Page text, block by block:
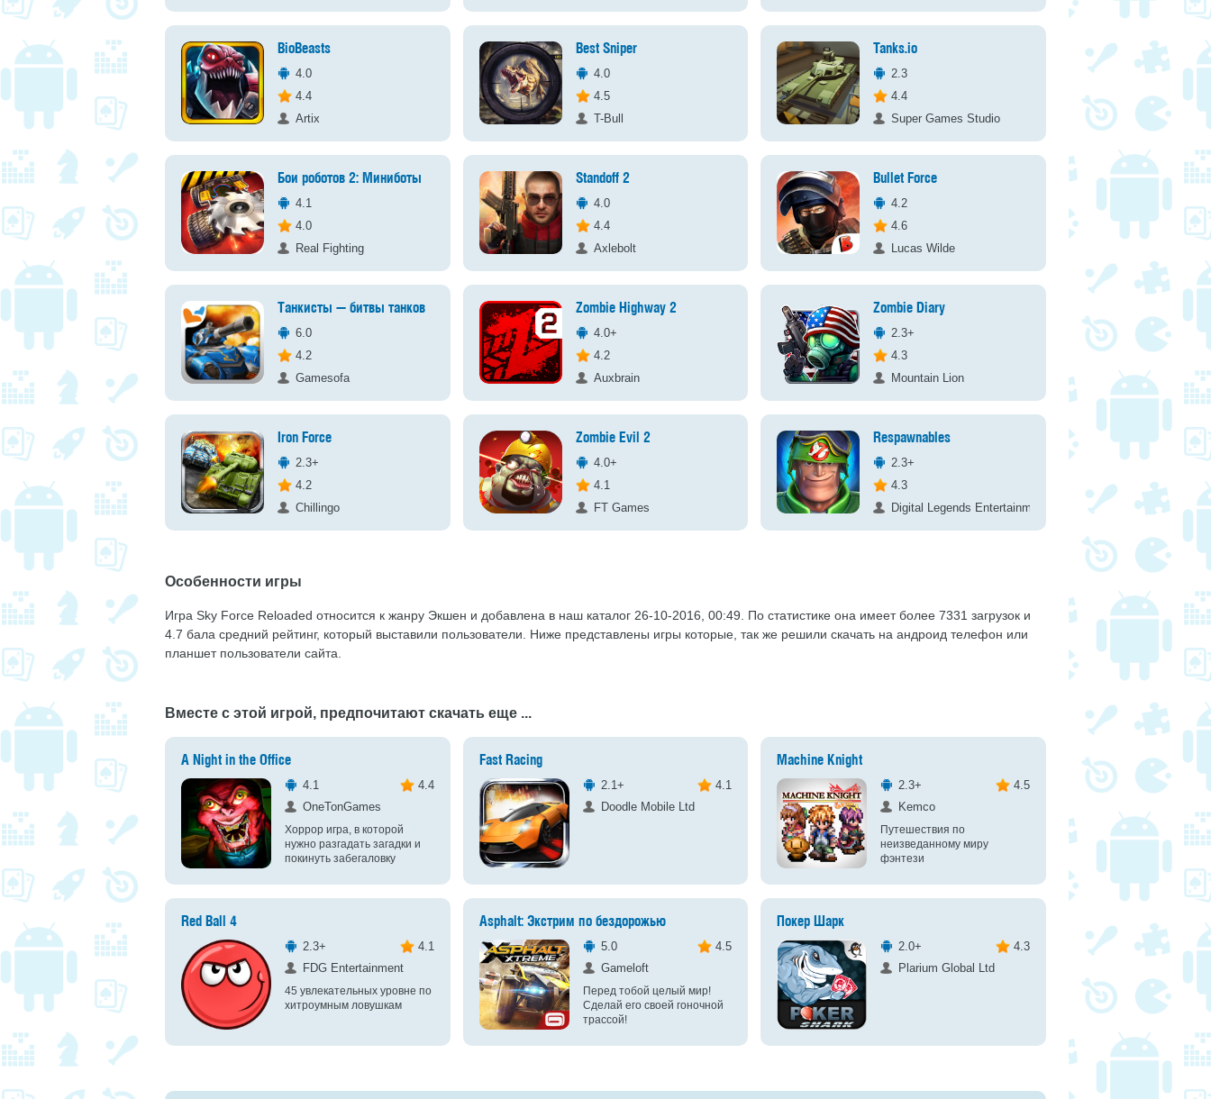
BioBeasts
4.0
4.4
Artix
Best Sniper
4.0
4.5
T-Bull
Tanks.io
2.3
4.4
Super Games Studio
Бои роботов 2: Миниботы
4.1
4.0
Real Fighting
Standoff 2
4.0
4.4
Axlebolt
Bullet Force
4.2
4.6
Lucas Wilde
Танкисты — битвы танков
6.0
4.2
Gamesofa
Zombie Highway 2
4.0+
4.2
Auxbrain
Zombie Diary
2.3+
4.3
Mountain Lion
Iron Force
2.3+
4.2
Chillingo
Zombie Evil 2
4.0+
4.1
FT Games
Respawnables
2.3+
4.3
Digital Legends Entertainment SL
Особенности игры
Игра Sky Force Reloaded относится к жанру Экшен и добавлена в наш каталог 26-10-2016, 00:49. По статистике она имеет более 7331 загрузок и
4.7 бала средний рейтинг, который выставили пользователи. Ниже представлены игры которые, так же решили скачать на андроид телефон или
планшет пользователи сайта.
Вместе с этой игрой, предпочитают скачать еще ...
A Night in the Office
4.1
4.4
OneTonGames
Хоррор игра, в которой
нужно разгадать загадки и
покинуть забегаловку
Fast Racing
2.1+
4.1
Doodle Mobile Ltd
Machine Knight
2.3+
4.5
Kemco
Путешествия по
неизведанному миру
фэнтези
Red Ball 4
2.3+
4.1
FDG Entertainment
45 увлекательных уровне по
хитроумным ловушкам
Asphalt: Экстрим по бездорожью
5.0
4.5
Gameloft
Перед тобой целый мир!
Сделай его своей гоночной
трассой!
Покер Шарк
2.0+
4.3
Plarium Global Ltd